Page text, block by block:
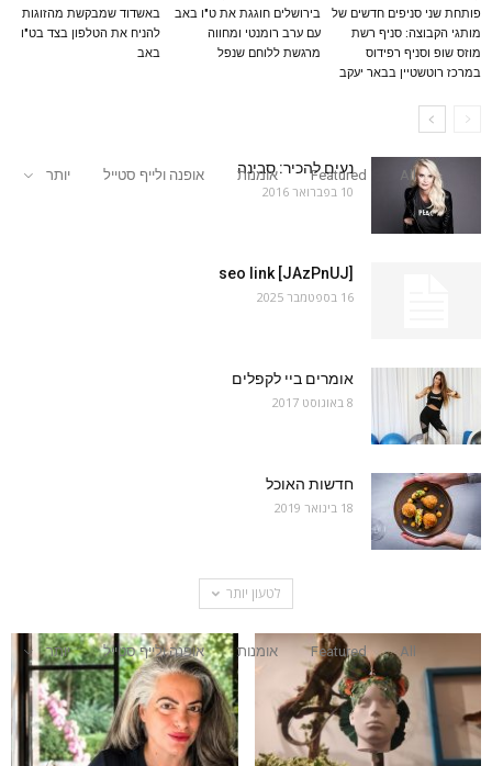
פותחת שני סניפים חדשים של
מותגי הקבוצה: סניף רשת
מוזס שופ וסניף רפידוס
במרכז רוטשטיין בבאר יעקב
בירושלים חוגגת את ט"ו באב
עם ערב רומנטי ומחווה
מרגשת ללוחם שנפל
באשדוד שמבקשת מהזוגות
להניח את הטלפון בצד בט"ו
באב
All
Featured אומנות אופנה ולייף סטייל יותר נעים להכיר: סבינה
10 בפברואר 2016
seo link [JAzPnUJ]
16 בספטמבר 2025
אומרים ביי לקפלים
8 באוגוסט 2017
חדשות האוכל
18 בינואר 2019
לטעון יותר
All
Featured אומנות אופנה ולייף סטייל יותר